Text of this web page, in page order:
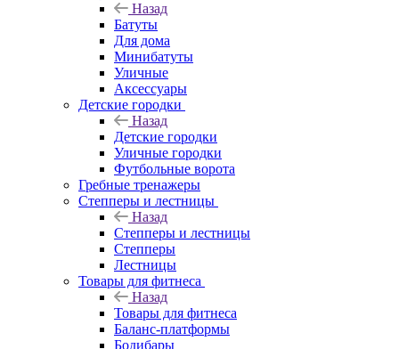
Назад
Батуты
Для дома
Минибатуты
Уличные
Аксессуары
Детские городки
Назад
Детские городки
Уличные городки
Футбольные ворота
Гребные тренажеры
Степперы и лестницы
Назад
Степперы и лестницы
Степперы
Лестницы
Товары для фитнеса
Назад
Товары для фитнеса
Баланс-платформы
Бодибары